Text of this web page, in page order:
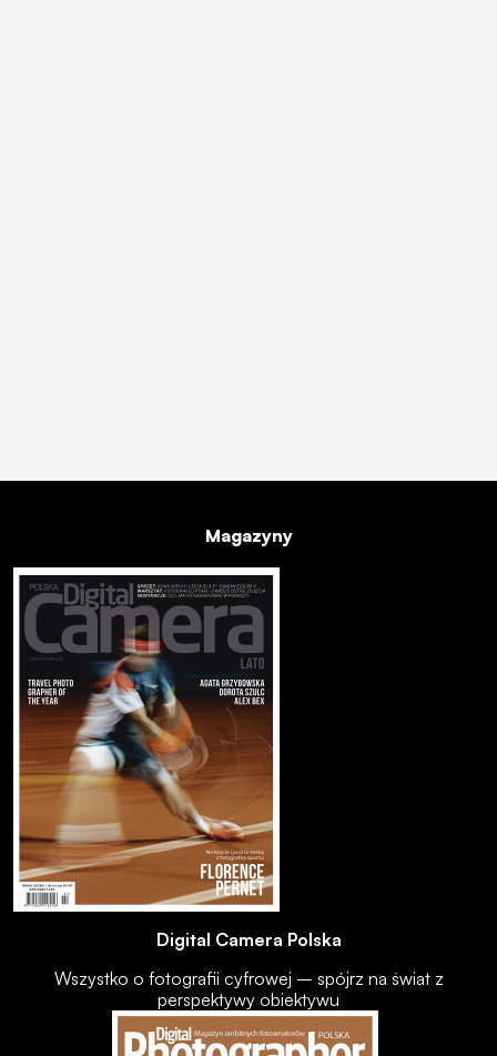
Magazyny
Digital Camera Polska
Wszystko o fotografii cyfrowej – spójrz na świat z
perspektywy obiektywu